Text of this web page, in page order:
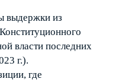
выдержки из
власти последних
г.).
где